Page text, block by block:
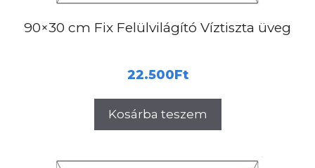
90×30 cm Fix Felülvilágító Víztiszta üveg
22.500Ft
Kosárba teszem